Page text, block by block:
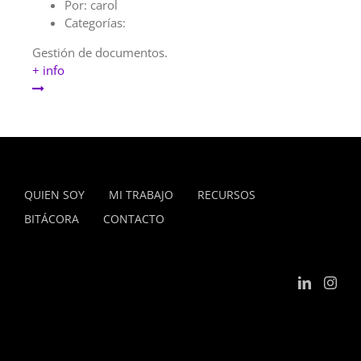
Por: carol
Categorías:
Gestión de documentos.
+ info
QUIEN SOY MI TRABAJO
RECURSOS
BITÁCORA
CONTACTO